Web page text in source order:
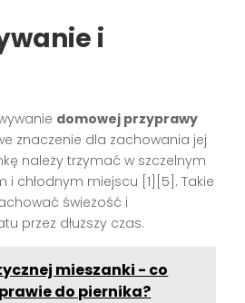
i
domowej przyprawy
znaczenie dla zachowania jej
należy trzymać w szczelnym
i chłodnym miejscu [1][5]. Takie
świeżość i
przez dłuższy czas.
mieszanki - co
do piernika?